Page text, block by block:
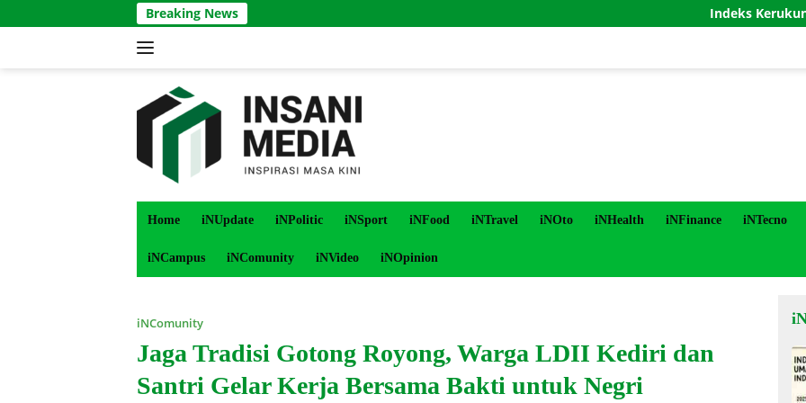
ke
Breaking News Indeks Kerukunan Umat
Home iNUpdate iNPolitic iNSport iNFood iNTravel iNOto iNHealth iNFinance iNTecno
iNCampus iNComunity iNVideo iNOpinion
iNComunity
Jaga Tradisi Gotong Royong, Warga LDII Kediri dan
Santri Gelar Kerja Bersama Bakti untuk Negri